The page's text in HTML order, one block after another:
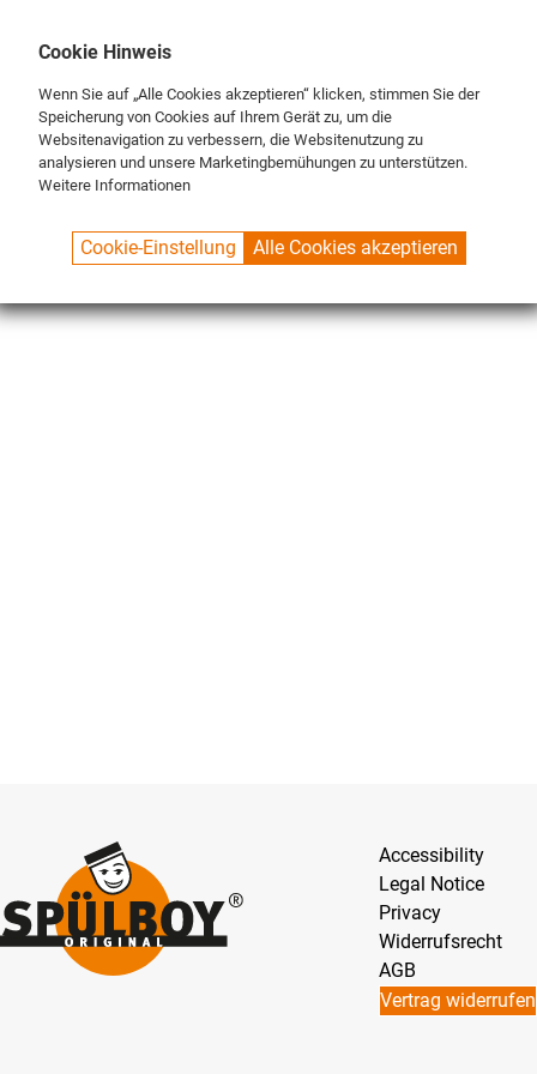
SPUELBOY.DE SHOP MERCHANDISER BEER COASTERS
Accessibility
Legal Notice
Privacy
Widerrufsrecht
AGB
Vertrag widerrufen
Cookie Hinweis
Wenn Sie auf „Alle Cookies akzeptieren“ klicken, stimmen Sie der
Speicherung von Cookies auf Ihrem Gerät zu, um die
Websitenavigation zu verbessern, die Websitenutzung zu
analysieren und unsere Marketingbemühungen zu unterstützen.
Weitere Informationen
Cookie-Einstellung Alle Cookies akzeptieren